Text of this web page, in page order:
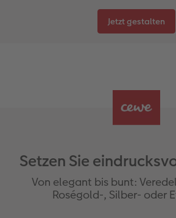
Jetzt gestalten
Setzen Sie
Von elegant bis bunt:
Roségold-, Silber- oder